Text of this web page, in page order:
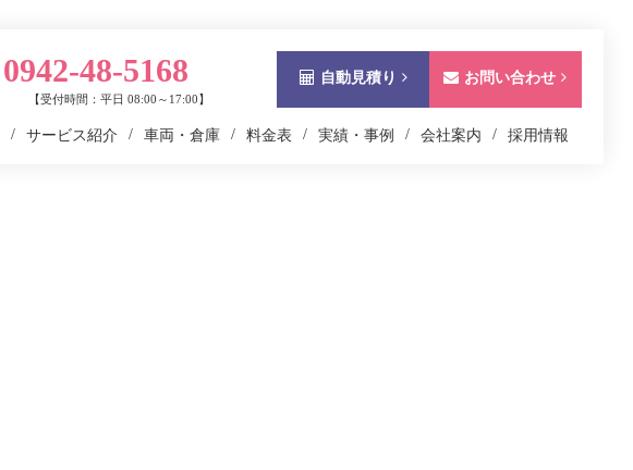
サービス紹介 車両・倉庫 料金表 実績・事例 会社案内 採用情報
0942-48-5168
【受付時間：平日 08:00～17:00】
自動見積り お問い合わせ